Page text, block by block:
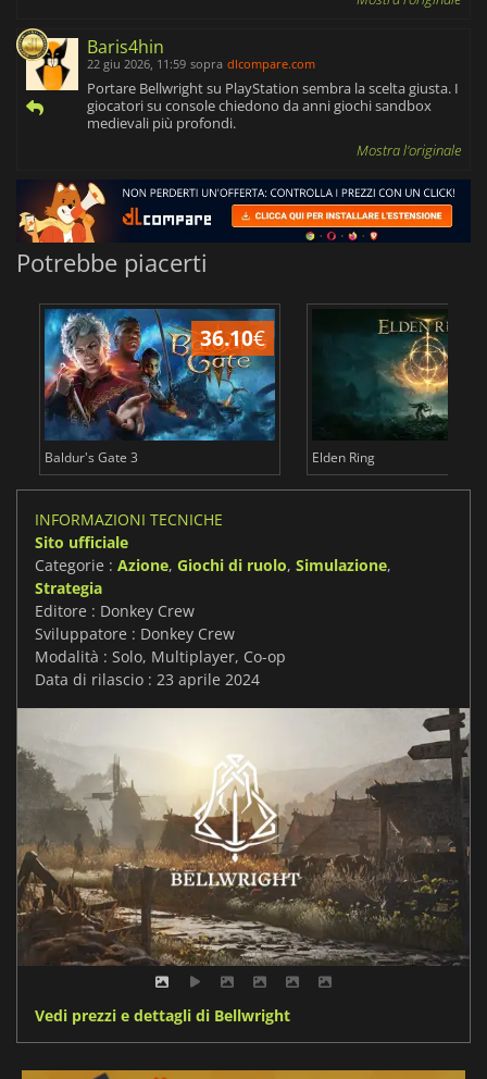
Baris4hin
22 giu 2026, 11:59 sopra dlcompare.com
Portare Bellwright su PlayStation sembra la scelta giusta. I
giocatori su console chiedono da anni giochi sandbox
medievali più profondi.
Mostra l'originale
Potrebbe piacerti
36.10€
Baldur's Gate 3 Elden Ring
INFORMAZIONI TECNICHE
Sito ufficiale
Categorie : Azione, Giochi di ruolo, Simulazione,
Strategia
Editore : Donkey Crew
Sviluppatore : Donkey Crew
Modalità : Solo, Multiplayer, Co-op
Data di rilascio : 23 aprile 2024
Vedi prezzi e dettagli di Bellwright